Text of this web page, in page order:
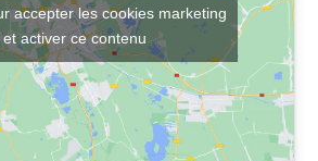
accepter les cookies marketing
et activer ce contenu